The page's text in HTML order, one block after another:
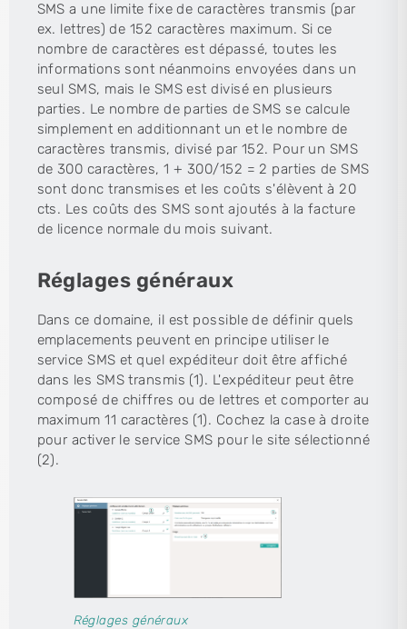
SMS a une limite fixe de caractères transmis (par
ex. lettres) de 152 caractères maximum. Si ce
nombre de caractères est dépassé, toutes les
informations sont néanmoins envoyées dans un
seul SMS, mais le SMS est divisé en plusieurs
parties. Le nombre de parties de SMS se calcule
simplement en additionnant un et le nombre de
caractères transmis, divisé par 152. Pour un SMS
de 300 caractères, 1 + 300/152 = 2 parties de SMS
sont donc transmises et les coûts s'élèvent à 20
cts. Les coûts des SMS sont ajoutés à la facture
de licence normale du mois suivant.
Réglages généraux
Dans ce domaine, il est possible de définir quels
emplacements peuvent en principe utiliser le
service SMS et quel expéditeur doit être affiché
dans les SMS transmis (1). L'expéditeur peut être
composé de chiffres ou de lettres et comporter au
maximum 11 caractères (1). Cochez la case à droite
pour activer le service SMS pour le site sélectionné
(2).
Réglages généraux